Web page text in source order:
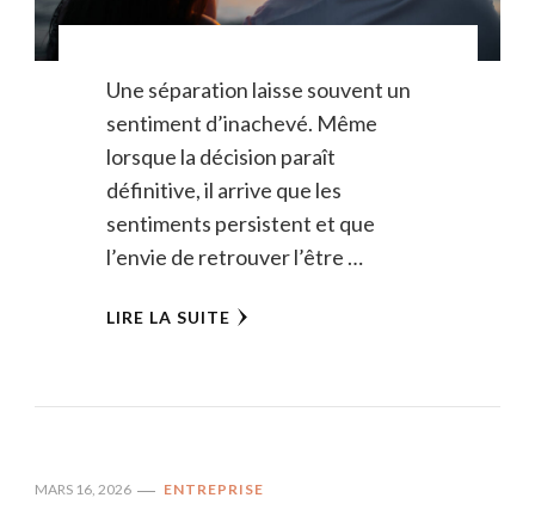
Une séparation laisse souvent un
sentiment d’inachevé. Même
lorsque la décision paraît
définitive, il arrive que les
sentiments persistent et que
l’envie de retrouver l’être …
LIRE LA SUITE
MARS 16, 2026 ENTREPRISE